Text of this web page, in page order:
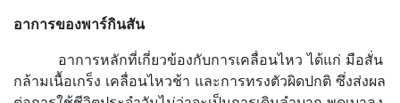
อาการของพาร์กินสัน
อาการหลักที่เกี่ยวข้องกับการเคลื่อนไหว ได้แก่ มือสั่น
กล้ามเนื้อเกร็ง เคลื่อนไหวช้า และการทรงตัวผิดปกติ ซึ่งส่งผล